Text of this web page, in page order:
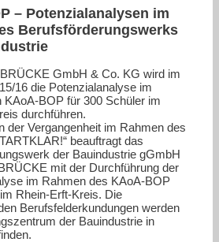
– Potenzialanalysen im
Berufsförderungswerks
GmbH & Co. KG wird im
16 die Potenzialanalyse im
KAoA-BOP für 300 Schüler im
durchführen.
der Vergangenheit im Rahmen des
beauftragt das
der Bauindustrie gGmbH
mit der Durchführung der
im Rahmen des KAoA-BOP
Rhein-Erft-Kreis. Die
Berufsfelderkundungen werden
der Bauindustrie in